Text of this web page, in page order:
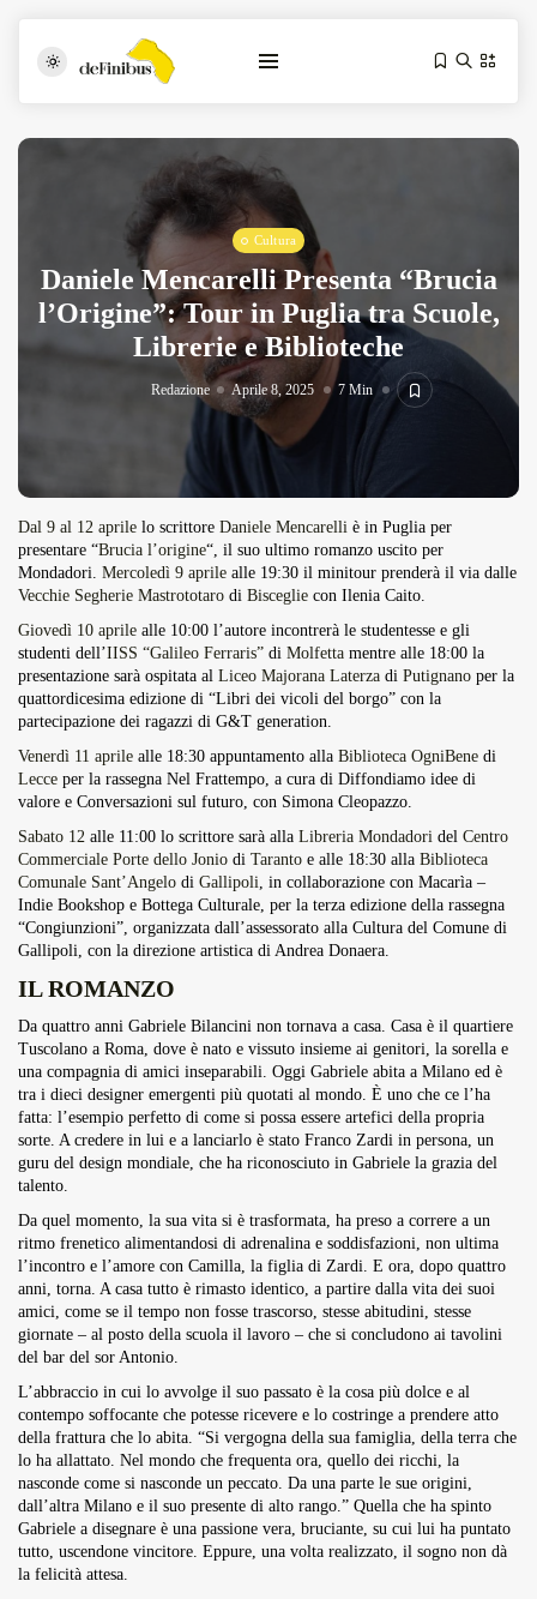
Iosonouncane A Lecce: Concerto Acustico...
Luglio 17, 2026 13 Min
Tarantarte Al Festival De Fès...
Giugno 4, 2026
Overdrive Fest A Matino: Il...
Maggio 29, 2026 4 Min
Cultura
Daniele Mencarelli Presenta “Brucia
l’Origine”: Tour in Puglia tra Scuole,
Librerie e Biblioteche
Redazione Aprile 8, 2025 7 Min
Dal 9 al 12 aprile lo scrittore Daniele Mencarelli è in Puglia per
presentare “Brucia l’origine“, il suo ultimo romanzo uscito per
Mondadori. Mercoledì 9 aprile alle 19:30 il minitour prenderà il via dalle
Vecchie Segherie Mastrototaro di Bisceglie con Ilenia Caito.
Giovedì 10 aprile alle 10:00 l’autore incontrerà le studentesse e gli
studenti dell’IISS “Galileo Ferraris” di Molfetta mentre alle 18:00 la
presentazione sarà ospitata al Liceo Majorana Laterza di Putignano per la
quattordicesima edizione di “Libri dei vicoli del borgo” con la
partecipazione dei ragazzi di G&T generation.
Venerdì 11 aprile alle 18:30 appuntamento alla Biblioteca OgniBene di
Lecce per la rassegna Nel Frattempo, a cura di Diffondiamo idee di
valore e Conversazioni sul futuro, con Simona Cleopazzo.
Sabato 12 alle 11:00 lo scrittore sarà alla Libreria Mondadori del Centro
Commerciale Porte dello Jonio di Taranto e alle 18:30 alla Biblioteca
Comunale Sant’Angelo di Gallipoli, in collaborazione con Macarìa –
Indie Bookshop e Bottega Culturale, per la terza edizione della rassegna
“Congiunzioni”, organizzata dall’assessorato alla Cultura del Comune di
Gallipoli, con la direzione artistica di Andrea Donaera.
IL ROMANZO
Da quattro anni Gabriele Bilancini non tornava a casa. Casa è il quartiere
Tuscolano a Roma, dove è nato e vissuto insieme ai genitori, la sorella e
una compagnia di amici inseparabili. Oggi Gabriele abita a Milano ed è
tra i dieci designer emergenti più quotati al mondo. È uno che ce l’ha
fatta: l’esempio perfetto di come si possa essere artefici della propria
sorte. A credere in lui e a lanciarlo è stato Franco Zardi in persona, un
guru del design mondiale, che ha riconosciuto in Gabriele la grazia del
talento.
Da quel momento, la sua vita si è trasformata, ha preso a correre a un
ritmo frenetico alimentandosi di adrenalina e soddisfazioni, non ultima
l’incontro e l’amore con Camilla, la figlia di Zardi. E ora, dopo quattro
anni, torna. A casa tutto è rimasto identico, a partire dalla vita dei suoi
amici, come se il tempo non fosse trascorso, stesse abitudini, stesse
giornate – al posto della scuola il lavoro – che si concludono ai tavolini
del bar del sor Antonio.
L’abbraccio in cui lo avvolge il suo passato è la cosa più dolce e al
contempo soffocante che potesse ricevere e lo costringe a prendere atto
della frattura che lo abita. “Si vergogna della sua famiglia, della terra che
lo ha allattato. Nel mondo che frequenta ora, quello dei ricchi, la
nasconde come si nasconde un peccato. Da una parte le sue origini,
dall’altra Milano e il suo presente di alto rango.” Quella che ha spinto
Gabriele a disegnare è una passione vera, bruciante, su cui lui ha puntato
tutto, uscendone vincitore. Eppure, una volta realizzato, il sogno non dà
la felicità attesa.